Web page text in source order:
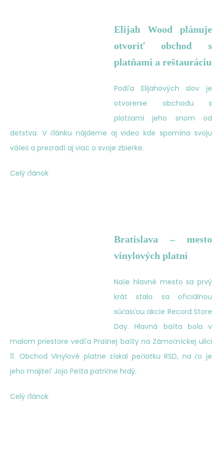
Elijah Wood plánuje
otvoriť obchod s
platňami a reštauráciu
Podľa Elijahových slov je
otvorenie obchodu s
platňami jeho snom od
detstva. V článku nájdeme aj video kde spomína svoju
vášeň a prezradí aj viac o svoje zbierke.
Celý článok
Bratislava – mesto
vinylových platní
Naše hlavné mesto sa prvý
krát stalo sa oficiálnou
súčasťou akcie Record Store
Day. Hlavná bašta bola v
malom priestore vedľa Prašnej bašty na Zámočníckej ulici
11. Obchod Vinylové platne získal pečiatku RSD, na čo je
jeho majiteľ Jojo Pešta patrične hrdý.
Celý článok